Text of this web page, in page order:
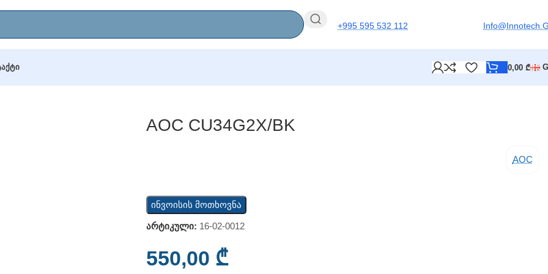
+995 595 532 112
0,00₾
AOC CU34G2X/BK
AOC
ინვოისის მოთხოვნა
არტიკული: 16-02-0012
550,00 ₾